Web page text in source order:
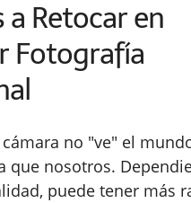
a Retocar en
Fotografía
no "ve" el
que nosotros.
puede tener más